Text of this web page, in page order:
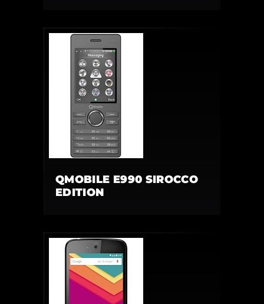
QMOBILE E990 SIROCCO
EDITION